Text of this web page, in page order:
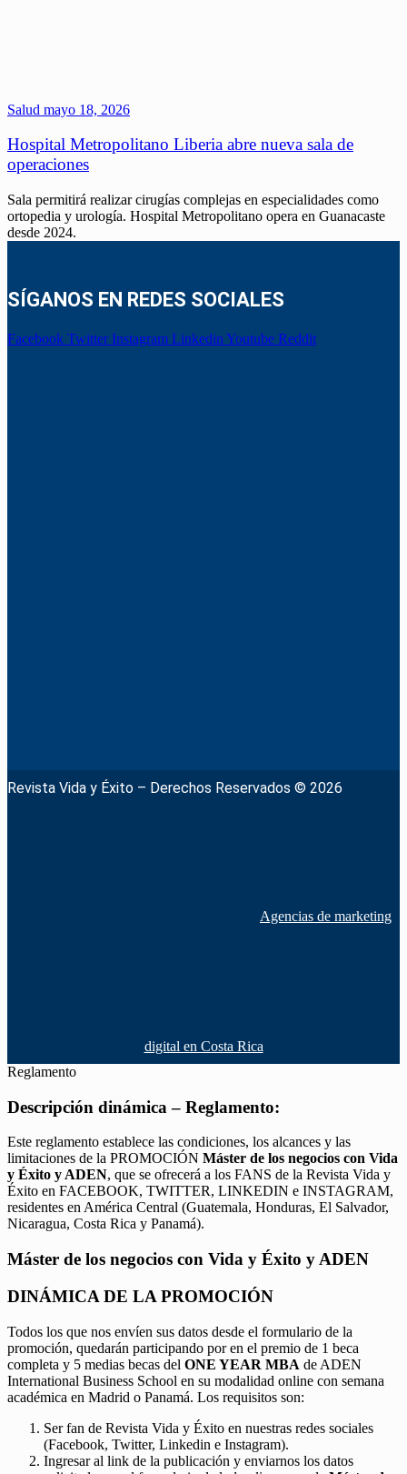
Salud mayo 18, 2026
Hospital Metropolitano Liberia abre nueva sala de
operaciones
Sala permitirá realizar cirugías complejas en especialidades como
ortopedia y urología. Hospital Metropolitano opera en Guanacaste
desde 2024.
SÍGANOS EN REDES SOCIALES
Facebook Twitter Instagram Linkedin Youtube Reddit
Revista Vida y Éxito – Derechos Reservados © 2026
Agencias de marketing
digital en Costa Rica
Reglamento
Descripción dinámica – Reglamento:
Este reglamento establece las condiciones, los alcances y las
limitaciones de la PROMOCIÓN Máster de los negocios con Vida
y Éxito y ADEN, que se ofrecerá a los FANS de la Revista Vida y
Éxito en FACEBOOK, TWITTER, LINKEDIN e INSTAGRAM,
residentes en América Central (Guatemala, Honduras, El Salvador,
Nicaragua, Costa Rica y Panamá).
Máster de los negocios con Vida y Éxito y ADEN
DINÁMICA DE LA PROMOCIÓN
Todos los que nos envíen sus datos desde el formulario de la
promoción, quedarán participando por en el premio de 1 beca
completa y 5 medias becas del ONE YEAR MBA de ADEN
International Business School en su modalidad online con semana
académica en Madrid o Panamá. Los requisitos son:
Ser fan de Revista Vida y Éxito en nuestras redes sociales
(Facebook, Twitter, Linkedin e Instagram).
Ingresar al link de la publicación y enviarnos los datos